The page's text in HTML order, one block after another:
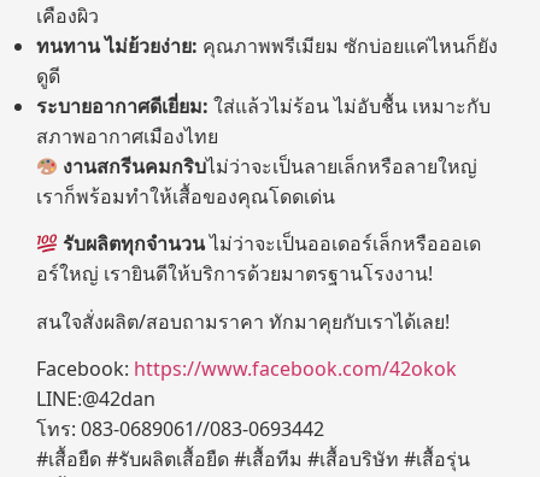
เคืองผิว
ทนทาน ไม่ย้วยง่าย: คุณภาพพรีเมียม ซักบ่อยแค่ไหนก็ยัง
ดูดี
ระบายอากาศดีเยี่ยม: ใส่แล้วไม่ร้อน ไม่อับชื้น เหมาะกับ
สภาพอากาศเมืองไทย
งานสกรีนคมกริบไม่ว่าจะเป็นลายเล็กหรือลายใหญ่
เราก็พร้อมทำให้เสื้อของคุณโดดเด่น
รับผลิตทุกจำนวนไม่ว่าจะเป็นออเดอร์เล็กหรือออเด
อร์ใหญ่ เรายินดีให้บริการด้วยมาตรฐานโรงงาน!
สนใจสั่งผลิต/สอบถามราคา ทักมาคุยกับเราได้เลย!
Facebook: https://www.facebook.com/42okok
LINE:@42dan
โทร: 083-0689061//083-0693442
#เสื้อยืด #รับผลิตเสื้อยืด #เสื้อทีม #เสื้อบริษัท #เสื้อรุ่น